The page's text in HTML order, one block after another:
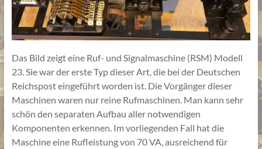
Das Bild zeigt eine Ruf- und Signalmaschine (RSM) Modell
23. Sie war der erste Typ dieser Art, die bei der Deutschen
Reichspost eingeführt worden ist. Die Vorgänger dieser
Maschinen waren nur reine Rufmaschinen. Man kann sehr
schön den separaten Aufbau aller notwendigen
Komponenten erkennen. Im vorliegenden Fall hat die
Maschine eine Rufleistung von 70 VA, ausreichend für